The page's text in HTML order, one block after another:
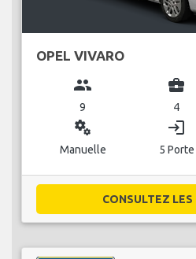
OPEL VIVARO
group
9
business_center
4
miscellaneous_services
Manuelle
login
5 Porte
CONSULTEZ LES